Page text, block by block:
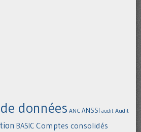
données ANC ANSSI audit Audit
BASIC Comptes consolidés